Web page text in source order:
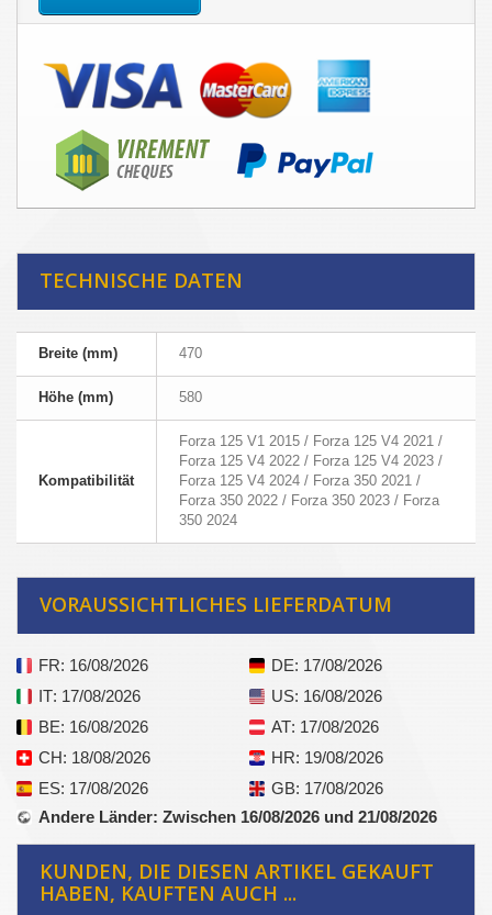
TECHNISCHE DATEN
Breite (mm) 470
Höhe (mm) 580
Kompatibilität
Forza 125 V1 2015 / Forza 125 V4 2021 /
Forza 125 V4 2022 / Forza 125 V4 2023 /
Forza 125 V4 2024 / Forza 350 2021 /
Forza 350 2022 / Forza 350 2023 / Forza
350 2024
VORAUSSICHTLICHES LIEFERDATUM
FR: 16/08/2026 DE: 17/08/2026
IT: 17/08/2026 US: 16/08/2026
BE: 16/08/2026 AT: 17/08/2026
CH: 18/08/2026 HR: 19/08/2026
ES: 17/08/2026 GB: 17/08/2026
Andere Länder: Zwischen 16/08/2026 und 21/08/2026
KUNDEN, DIE DIESEN ARTIKEL GEKAUFT
HABEN, KAUFTEN AUCH ...